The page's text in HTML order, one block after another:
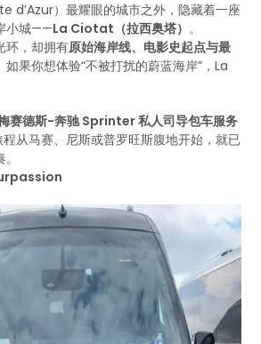
d’Azur）最耀眼的城市之外，隐藏着一座
小城——La Ciotat（拉西奥塔） 。
环，却拥有原始海岸线、电影史起点与最
如果你想体验“不被打扰的蔚蓝海岸”，La
赛德斯-奔驰 Sprinter 私人司导包车服务
从马赛、尼斯或普罗旺斯腹地开始，就已